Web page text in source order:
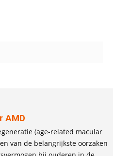
AMD
(age-related macular
van de belangrijkste oorzaken